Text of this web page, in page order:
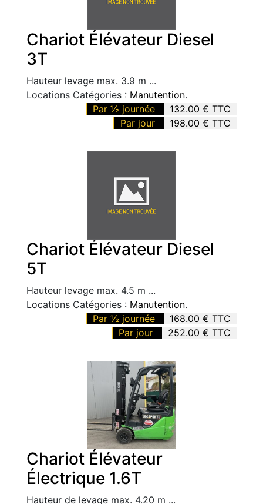
Chariot Élévateur Diesel
3T
Hauteur levage max. 3.9 m ...
Locations Catégories : Manutention.
Par ½ journée
132.00 € TTC
Par jour
198.00 € TTC
Chariot Élévateur Diesel
5T
Hauteur levage max. 4.5 m ...
Locations Catégories : Manutention.
Par ½ journée
168.00 € TTC
Par jour
252.00 € TTC
Chariot Élévateur
Électrique 1.6T
Hauteur de levage max. 4.20 m ...